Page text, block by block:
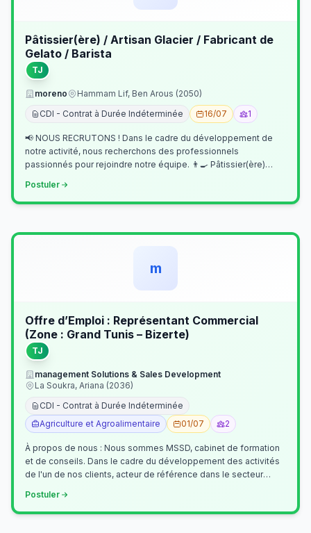
Pâtissier(ère) / Artisan Glacier / Fabricant de
Gelato / Barista
TJ
moreno
Hammam Lif, Ben Arous (2050)
CDI - Contrat à Durée Indéterminée
16/07 1
📢 NOUS RECRUTONS ! Dans le cadre du développement de
notre activité, nous recherchons des professionnels
passionnés pour rejoindre notre équipe. 👨‍🍳 Pâtissier(ère)
Postuler
m
Offre d’Emploi : Représentant Commercial
(Zone : Grand Tunis – Bizerte)
TJ
management Solutions & Sales Development
La Soukra, Ariana (2036)
CDI - Contrat à Durée Indéterminée
Agriculture et Agroalimentaire
01/07 2
À propos de nous : Nous sommes MSSD, cabinet de formation
et de conseils. Dans le cadre du développement des activités
de l'un de nos clients, acteur de référence dans le secteur
Postuler